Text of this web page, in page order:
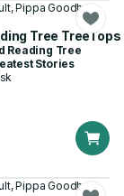
Pippa Goodhart
Tree
Reading Tree
Stories
Pippa Goodhart